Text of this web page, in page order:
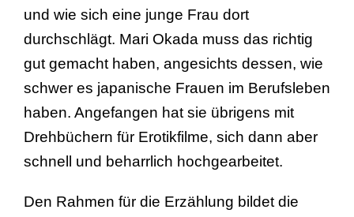
und wie sich eine junge Frau dort
durchschlägt. Mari Okada muss das richtig
gut gemacht haben, angesichts dessen, wie
schwer es japanische Frauen im Berufsleben
haben. Angefangen hat sie übrigens mit
Drehbüchern für Erotikfilme, sich dann aber
schnell und beharrlich hochgearbeitet.
Den Rahmen für die Erzählung bildet die